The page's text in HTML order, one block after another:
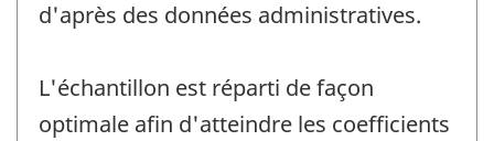
d'après des données administratives.
L'échantillon est réparti de façon
optimale afin d'atteindre les coefficients